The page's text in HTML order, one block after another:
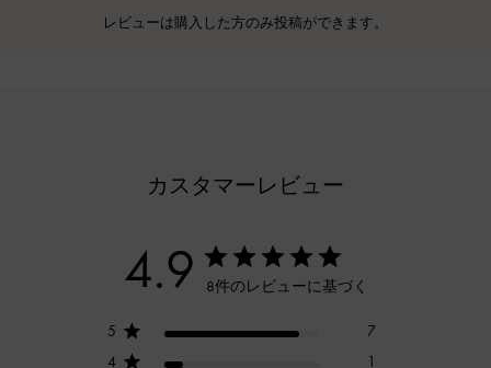
レビューは購入した方のみ投稿ができます。
カスタマーレビュー
4.9 8件のレビューに基づく
5
7
4
1